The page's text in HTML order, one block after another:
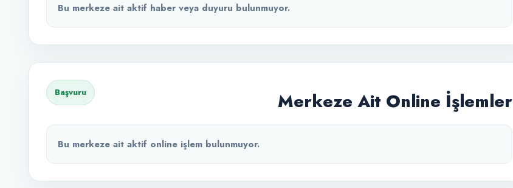
Bu merkeze ait aktif haber veya duyuru bulunmuyor.
Başvuru Merkeze Ait Online İşlemler
Bu merkeze ait aktif online işlem bulunmuyor.